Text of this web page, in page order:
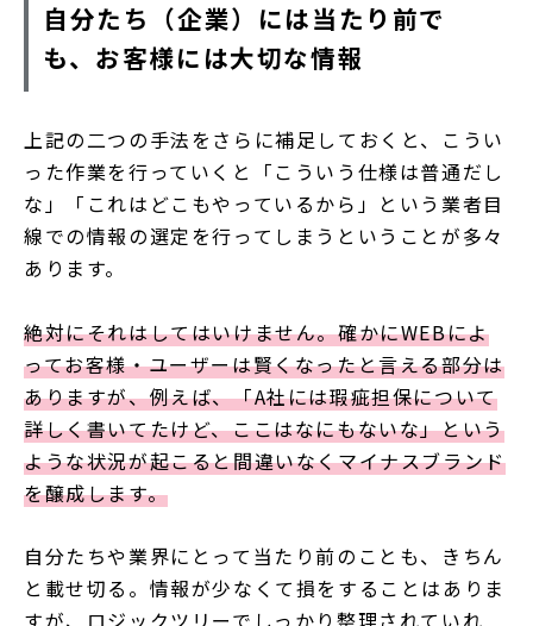
自分たち（企業）には当たり前で
も、お客様には大切な情報
上記の二つの手法をさらに補足しておくと、こうい
った作業を行っていくと「こういう仕様は普通だし
な」「これはどこもやっているから」という業者目
線での情報の選定を行ってしまうということが多々
あります。
絶対にそれはしてはいけません。確かにWEBによ
ってお客様・ユーザーは賢くなったと言える部分は
ありますが、例えば、「A社には瑕疵担保について
詳しく書いてたけど、ここはなにもないな」という
ような状況が起こると間違いなくマイナスブランド
を醸成します。
自分たちや業界にとって当たり前のことも、きちん
と載せ切る。情報が少なくて損をすることはありま
すが、ロジックツリーでしっかり整理されていれ